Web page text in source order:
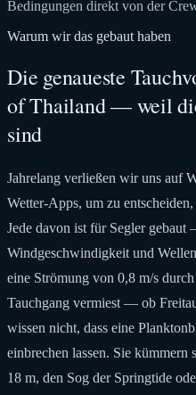
Bedingungen direkt von der
Warum wir das gebaut haben
Die genaueste
of Thailand — weil
sind
Jahrelang verließen wir uns auf
Wetter-Apps, um zu
Jede davon ist für Segler
Windgeschwindigkeit und
eine Strömung von 0,8 m/s
Tauchgang vermiest — ob
wissen nicht, dass eine
einbrechen lassen. Sie
18 m, den Sog der Springtide